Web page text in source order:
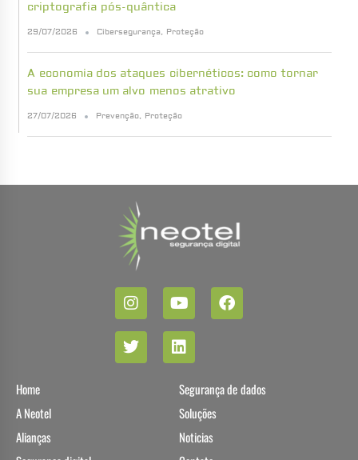
criptografia pós-quântica
29/07/2026 Cibersegurança, Proteção
A economia dos ataques cibernéticos: como tornar
sua empresa um alvo menos atrativo
27/07/2026 Prevenção, Proteção
Home
A Neotel
Alianças
Segurança de dados
Soluções
Noticias